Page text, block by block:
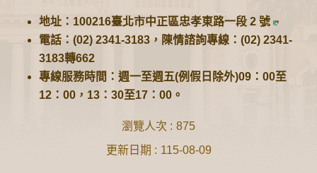
地址：100216臺北市中正區忠孝東路一段 2 號
電話：(02) 2341-3183，陳情諮詢專線：(02) 2341-
3183轉662
專線服務時間：週一至週五(例假日除外)09：00至
12：00，13：30至17：00。
瀏覽人次
875
更新日期
115-08-09